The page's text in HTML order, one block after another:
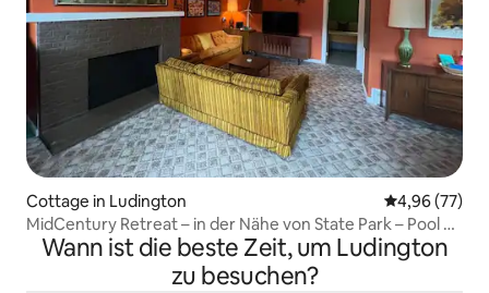
Cottage in Ludington
4,96 (77)
MidCentury Retreat – in der Nähe von State Park – Pool &
Flipper!
Wann ist die beste Zeit, um Ludington
zu besuchen?